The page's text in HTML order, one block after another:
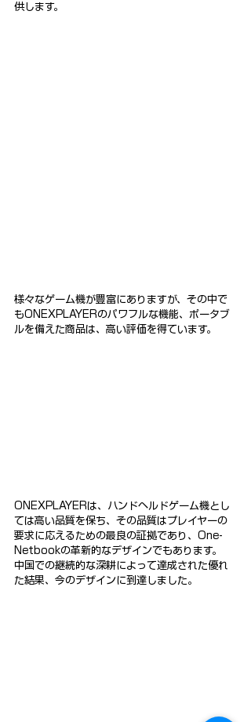
供します。
様々なゲーム機が豊富にありますが、その中で
もONEXPLAYERのパワフルな機能、ポータブ
ルを備えた商品は、高い評価を得ています。
ONEXPLAYERは、ハンドヘルドゲーム機とし
ては高い品質を保ち、その品質はプレイヤーの
要求に応えるための最良の証拠であり、One-
Netbookの革新的なデザインでもあります。
中国での継続的な深耕によって達成された優れ
た結果、今のデザインに到達しました。